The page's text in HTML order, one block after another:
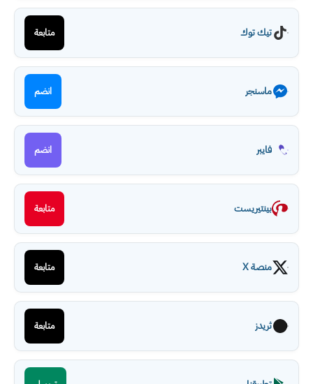
تيك توك متابعة
ماسنجر انضم
فايبر انضم
بينتيريست متابعة
منصة X متابعة
ثريدز متابعة